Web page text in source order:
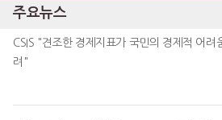
주요뉴스
CSIS "견조한 경제지표가 국민의 경제적 어려
려"